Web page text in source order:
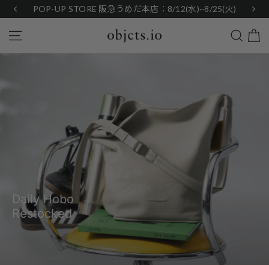
content
POP-UP STORE 阪急うめだ本店：8/12(水)~8/25(火)
objcts.io Search
Daily Hobo
Restocked
View Products